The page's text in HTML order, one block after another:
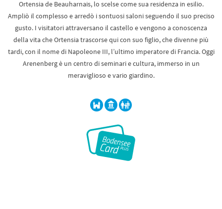
Ortensia de Beauharnais, lo scelse come sua residenza in esilio.
Ampliò il complesso e arredò i sontuosi saloni seguendo il suo preciso
gusto. I visitatori attraversano il castello e vengono a conoscenza
della vita che Ortensia trascorse qui con suo figlio, che divenne più
tardi, con il nome di Napoleone III, l’ultimo imperatore di Francia. Oggi
Arenenberg è un centro di seminari e cultura, immerso in un
meraviglioso e vario giardino.